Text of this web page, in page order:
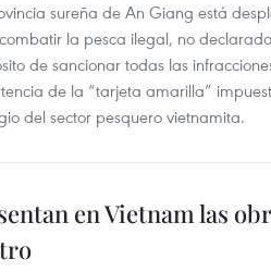
sureña de An Giang está
la pesca ilegal, no
de sancionar todas las
de la “tarjeta amarilla”
del sector pesquero vietnamita.
en Vietnam las